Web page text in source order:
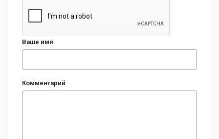
Ваше имя
Комментарий